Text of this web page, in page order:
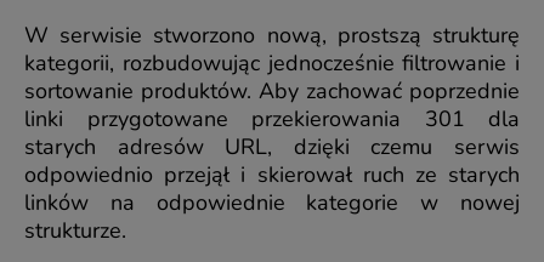
W serwisie stworzono nową, prostszą strukturę
kategorii, rozbudowując jednocześnie filtrowanie i
sortowanie produktów. Aby zachować poprzednie
linki przygotowane przekierowania 301 dla
starych adresów URL, dzięki czemu serwis
odpowiednio przejął i skierował ruch ze starych
linków na odpowiednie kategorie w nowej
strukturze.